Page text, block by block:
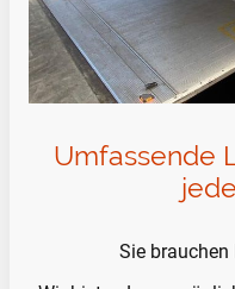
Umfassende
Sie brauchen